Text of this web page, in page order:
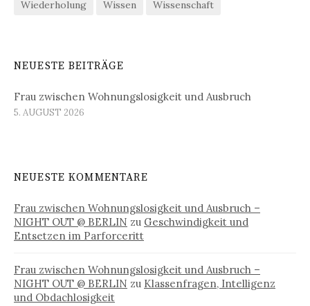
Wiederholung Wissen Wissenschaft
NEUESTE BEITRÄGE
Frau zwischen Wohnungslosigkeit und Ausbruch
5. AUGUST 2026
NEUESTE KOMMENTARE
Frau zwischen Wohnungslosigkeit und Ausbruch –
NIGHT OUT @ BERLIN zu Geschwindigkeit und
Entsetzen im Parforceritt
Frau zwischen Wohnungslosigkeit und Ausbruch –
NIGHT OUT @ BERLIN zu Klassenfragen, Intelligenz
und Obdachlosigkeit